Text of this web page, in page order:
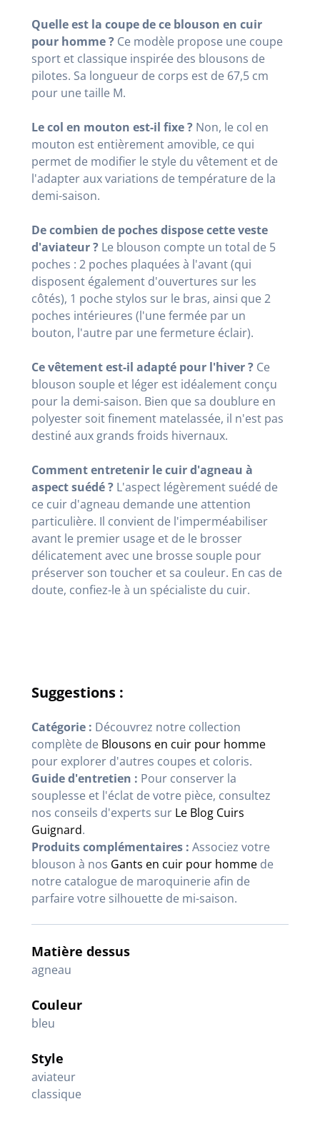
Quelle est la coupe de ce blouson en cuir
pour homme ? Ce modèle propose une coupe
sport et classique inspirée des blousons de
pilotes. Sa longueur de corps est de 67,5 cm
pour une taille M.
Le col en mouton est-il fixe ? Non, le col en
mouton est entièrement amovible, ce qui
permet de modifier le style du vêtement et de
l'adapter aux variations de température de la
demi-saison.
De combien de poches dispose cette veste
d'aviateur ? Le blouson compte un total de 5
poches : 2 poches plaquées à l'avant (qui
disposent également d'ouvertures sur les
côtés), 1 poche stylos sur le bras, ainsi que 2
poches intérieures (l'une fermée par un
bouton, l'autre par une fermeture éclair).
Ce vêtement est-il adapté pour l'hiver ? Ce
blouson souple et léger est idéalement conçu
pour la demi-saison. Bien que sa doublure en
polyester soit finement matelassée, il n'est pas
destiné aux grands froids hivernaux.
Comment entretenir le cuir d'agneau à
aspect suédé ? L'aspect légèrement suédé de
ce cuir d'agneau demande une attention
particulière. Il convient de l'imperméabiliser
avant le premier usage et de le brosser
délicatement avec une brosse souple pour
préserver son toucher et sa couleur. En cas de
doute, confiez-le à un spécialiste du cuir.
Suggestions :
Catégorie : Découvrez notre collection
complète de Blousons en cuir pour homme
pour explorer d'autres coupes et coloris.
Guide d'entretien : Pour conserver la
souplesse et l'éclat de votre pièce, consultez
nos conseils d'experts sur Le Blog Cuirs
Guignard.
Produits complémentaires : Associez votre
blouson à nos Gants en cuir pour homme de
notre catalogue de maroquinerie afin de
parfaire votre silhouette de mi-saison.
Matière dessus
agneau
Couleur
bleu
Style
aviateur
classique